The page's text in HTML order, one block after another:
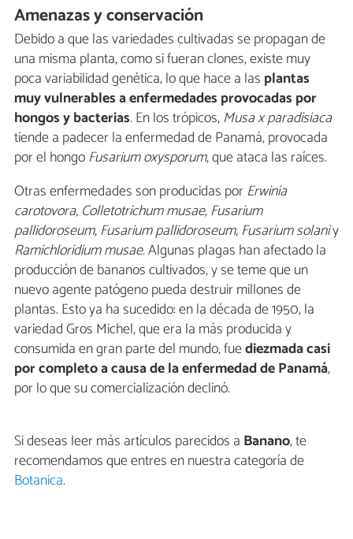
Amenazas y conservación
Debido a que las variedades cultivadas se propagan de
una misma planta, como si fueran clones, existe muy
poca variabilidad genética, lo que hace a las plantas
muy vulnerables a enfermedades provocadas por
hongos y bacterias. En los trópicos,Musa x paradisiaca
tiende a padecer la enfermedad de Panamá, provocada
por el hongoFusarium oxysporum, que ataca las raíces.
Otras enfermedades son producidas porErwinia
carotovora, Colletotrichum musae, Fusarium
pallidoroseum, Fusarium pallidoroseum, Fusarium solaniy
Ramichloridium musae. Algunas plagas han afectado la
producción de bananos cultivados, y se teme que un
nuevo agente patógeno pueda destruir millones de
plantas. Esto ya ha sucedido: en la década de 1950, la
variedad Gros Michel, que era la más producida y
consumida en gran parte del mundo, fuediezmada casi
por completo a causa de la enfermedad de Panamá,
por lo que su comercialización declinó.
Si deseas leer más artículos parecidos a Banano, te
recomendamos que entres en nuestra categoría de
Botanica.